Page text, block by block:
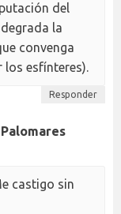
del
la
convenga
los esfínteres).
Responder
castigo sin